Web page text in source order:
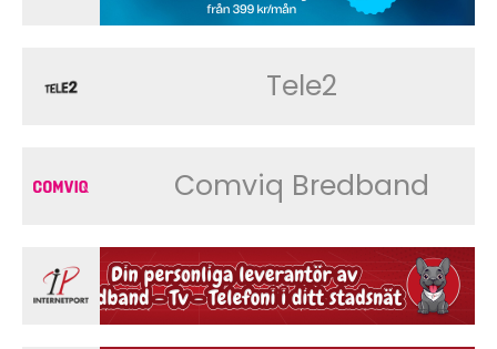
Tele2
Comviq Bredband